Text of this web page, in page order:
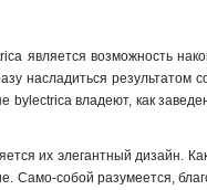
является возможность
насладиться результатом
bylectrica владеют, как
их элегантный дизайн.
собой разумеется,